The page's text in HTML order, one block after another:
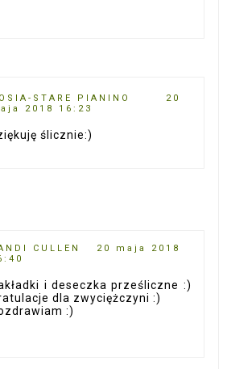
STARE PIANINO
20
2018 16:23
ślicznie:)
CULLEN
20 maja 2018
i deseczka prześliczne :)
dla zwyciężczyni :)
:)